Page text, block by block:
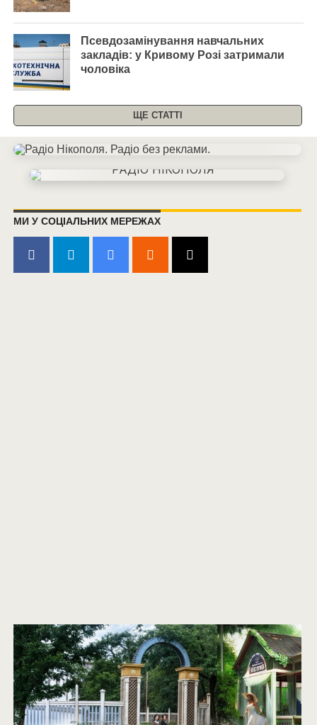
Псевдозамінування навчальних
закладів: у Кривому Розі затримали
чоловіка
ЩЕ СТАТТІ
МИ У СОЦІАЛЬНИХ МЕРЕЖАХ